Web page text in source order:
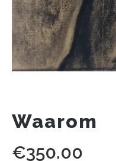
Waarom
€350.00